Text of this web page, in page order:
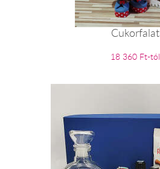
Cukorfalat
18 360 Ft-tól